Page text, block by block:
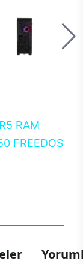
RAM
FREEDOS